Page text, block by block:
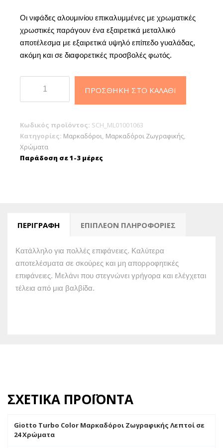
Οι νιφάδες αλουμινίου επικαλυμμένες με χρωματικές
χρωστικές παράγουν ένα εξαιρετικά μεταλλικό
αποτέλεσμα με εξαιρετικά υψηλό επίπεδο γυαλάδας,
ακόμη και σε διαφορετικές προσβολές φωτός.
Μαρκαδόροι
Metallic
011
(2mm)
ΠΡΟΣΘΉΚΗ ΣΤΟ ΚΑΛΆΘΙ
Κωδικός προϊόντος: SCH_ML01001063
Κατηγορίες: Μαρκαδόροι, Μαρκαδόροι Ζωγραφικής,
Χρώματα
Παράδοση σε 1-3 μέρες
ΠΕΡΙΓΡΑΦΉ ΕΠΙΠΛΈΟΝ ΠΛΗΡΟΦΟΡΊΕΣ
Κατάλληλο για πολλές επιφάνειες. Καλύτερα
αποτελέσματα σε σκούρες και μη απορροφητικές
επιφάνειες. Μελάνι που στεγνώνει γρήγορα και ελέγχεται
τέλεια από μια βαλβίδα.
ΣΧΕΤΙΚΆ ΠΡΟΪΌΝΤΑ
Giotto Turbo Color Μαρκαδόροι Ζωγραφικής Λεπτοί σε
24 Χρώματα